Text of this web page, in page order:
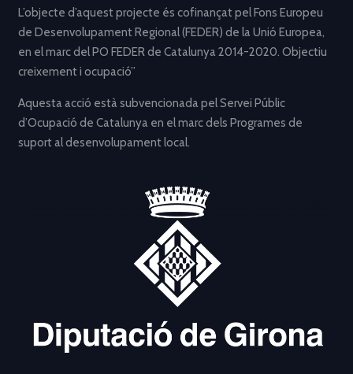
L’objecte d’aquest projecte és cofinançat pel Fons Europeu
de Desenvolupament Regional (FEDER) de la Unió Europea,
en el marc del PO FEDER de Catalunya 2014-2020. Objectiu
creixement i ocupació”
Aquesta acció està subvencionada pel Servei Públic
d’Ocupació de Catalunya en el marc dels Programes de
suport al desenvolupament local.